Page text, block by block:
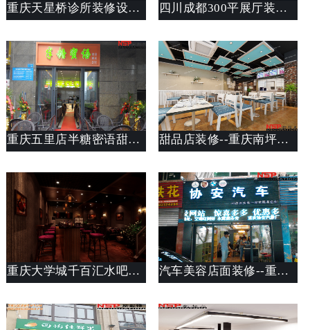
重庆天星桥诊所装修设计说明 四川成都300平展厅装修设计案例_展厅装修图片_重庆斯戴特展厅设计公司
重庆五里店半糖密语甜品店装修案列实景图 甜品店装修--重庆南坪芋尚爱甜品店装修
重庆大学城千百汇水吧装修设计 汽车美容店面装修--重庆两路双湖路协安汽车美容店装修设计案列